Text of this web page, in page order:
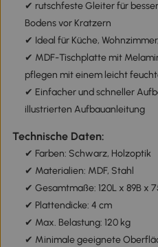
✔ rutschfeste Gleiter für
Bodens vor Kratzern
✔ Ideal für Küche,
✔ MDF-Tischplatte mit
pflegen mit einem leicht
✔ Einfacher und schneller
illustrierten Aufbauanleitung
Technische Daten:
✔ Farben: Schwarz, Holzoptik
✔ Materialien: MDF, Stahl
✔ Gesamtmaße: 120L x 89B x
✔ Plattendicke: 4 cm
✔ Max. Belastung: 120 kg
✔ Minimale geeignete